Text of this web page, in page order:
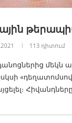
113 դիտում
մեկն